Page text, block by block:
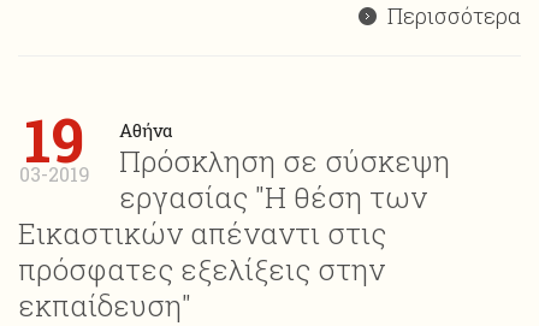
Περισσότερα
19
03-2019
Αθήνα
Πρόσκληση σε σύσκεψη
εργασίας "Η θέση των
Εικαστικών απέναντι στις
πρόσφατες εξελίξεις στην
εκπαίδευση"